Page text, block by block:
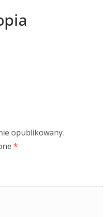
opublikowany.
*